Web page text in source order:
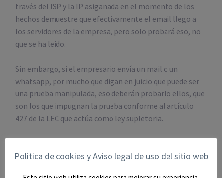
través del ISP y la IP asiganada en el momento de los
hechos demuestre que efectivamente el email llego a
los servidores de la empresa, pero solo probará eso, no
que se ha leído.
Sin embargo, si el empresario envía un mail o un
whatsapp, por mucho que digan en juicio que puede ser
una prueba manipulada, eso deberán probarlo ellos, que
son los que impugnan la prueba conforme al artículo
427 de la LEC que actúa como ley supletoria.
Politica de cookies y Aviso legal de uso del sitio web